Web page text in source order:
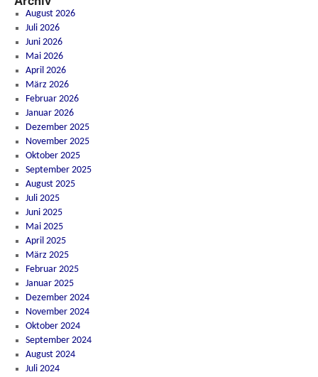
August 2026
Juli 2026
Juni 2026
Mai 2026
April 2026
März 2026
Februar 2026
Januar 2026
Dezember 2025
November 2025
Oktober 2025
September 2025
August 2025
Juli 2025
Juni 2025
Mai 2025
April 2025
März 2025
Februar 2025
Januar 2025
Dezember 2024
November 2024
Oktober 2024
September 2024
August 2024
Juli 2024